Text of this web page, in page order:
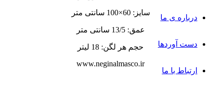
درباره ی ما
دست آوردها
ارتباط با ما
سایز: 60×100 سانتی متر
عمق: 13/5 سانتی متر
حجم هر لگن: 18 لیتر
www.neginalmasco.ir